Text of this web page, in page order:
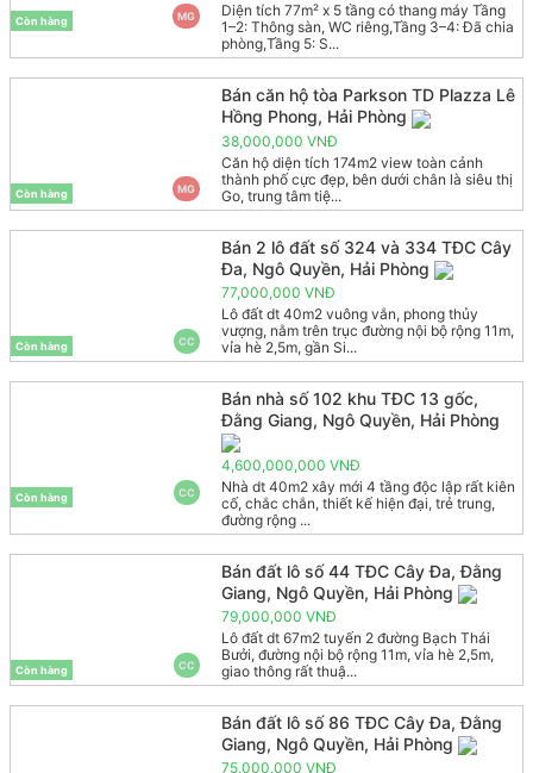
MG
Còn hàng
Diện tích 77m² x 5 tầng có thang máy Tầng
1–2: Thông sàn, WC riêng,Tầng 3–4: Đã chia
phòng,Tầng 5: S...
MG
Còn hàng
Bán căn hộ tòa Parkson TD Plazza Lê
Hồng Phong, Hải Phòng
38,000,000 VNĐ
Căn hộ diện tích 174m2 view toàn cảnh
thành phố cực đẹp, bên dưới chân là siêu thị
Go, trung tâm tiệ...
CC
Còn hàng
Bán 2 lô đất số 324 và 334 TĐC Cây
Đa, Ngô Quyền, Hải Phòng
77,000,000 VNĐ
Lô đất dt 40m2 vuông vắn, phong thủy
vượng, nằm trên trục đường nội bộ rộng 11m,
vỉa hè 2,5m, gần Si...
CC
Còn hàng
Bán nhà số 102 khu TĐC 13 gốc,
Đằng Giang, Ngô Quyền, Hải Phòng
4,600,000,000 VNĐ
Nhà dt 40m2 xây mới 4 tầng độc lập rất kiên
cố, chắc chắn, thiết kế hiện đại, trẻ trung,
đường rộng ...
CC
Còn hàng
Bán đất lô số 44 TĐC Cây Đa, Đằng
Giang, Ngô Quyền, Hải Phòng
79,000,000 VNĐ
Lô đất dt 67m2 tuyến 2 đường Bạch Thái
Bưởi, đường nội bộ rộng 11m, vỉa hè 2,5m,
giao thông rất thuậ...
Bán đất lô số 86 TĐC Cây Đa, Đằng
Giang, Ngô Quyền, Hải Phòng
75,000,000 VNĐ